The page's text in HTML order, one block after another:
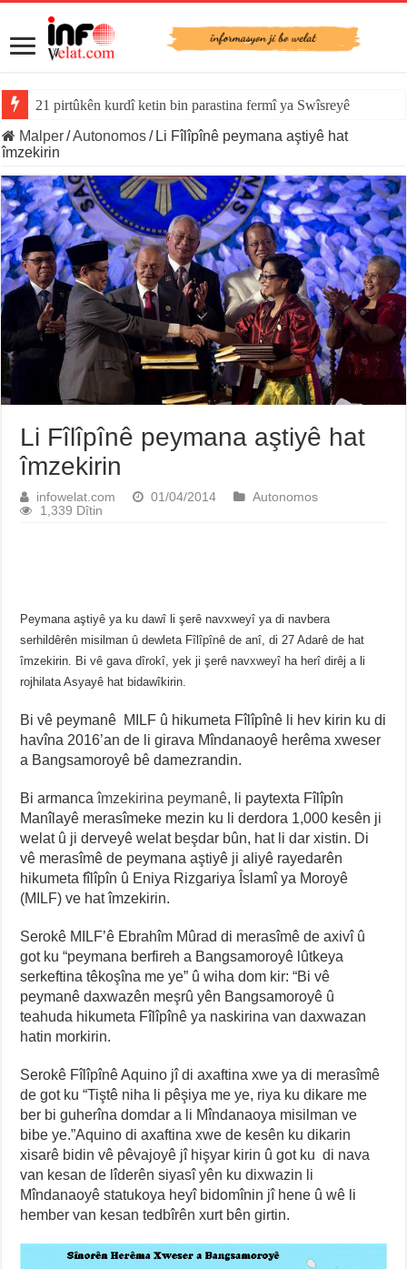
21 pirtûkên kurdî ketin bin parastina fermî ya Swîsreyê
Malper/Autonomos/ Li Fîlîpînê peymana aştiyê hat
îmzekirin
Li Fîlîpînê peymana aştiyê hat
îmzekirin
infowelat.com 01/04/2014
Autonomos
1,339 Dîtin
Peymana aştiyê ya ku dawî li şerê navxweyî ya di navbera
serhildêrên misilman û dewleta Fîlîpînê de anî, di 27 Adarê de hat
îmzekirin. Bi vê gava dîrokî, yek ji şerê navxweyî ha herî dirêj a li
rojhilata Asyayê hat bidawîkirin.
Bi vê peymanê MILF û hikumeta Fîlîpînê li hev kirin ku di
havîna 2016’an de li girava Mîndanaoyê herêma xweser
a Bangsamoroyê bê damezrandin.
Bi armancaîmzekirina peymanê, li paytexta Fîlîpîn
Manîlayê merasîmeke mezin ku li derdora 1,000 kesên ji
welat û ji derveyê welat beşdar bûn, hat li dar xistin. Di
vê merasîmê de peymana aştiyê ji aliyê rayedarên
hikumeta fîlîpîn û Eniya Rizgariya Îslamî ya Moroyê
(MILF) ve hat îmzekirin.
Serokê MILF’ê Ebrahîm Mûrad di merasîmê de axivî û
got ku “peymana berfireh a Bangsamoroyê lûtkeya
serkeftina têkoşîna me ye” û wiha dom kir: “Bi vê
peymanê daxwazên meşrû yên Bangsamoroyê û
teahuda hikumeta Fîlîpînê ya naskirina van daxwazan
hatin morkirin.
Serokê Fîlîpînê Aquino jî di axaftina xwe ya di merasîmê
de got ku “Tiştê niha li pêşiya me ye, riya ku dikare me
ber bi guherîna domdar a li Mîndanaoya misilman ve
bibe ye.”Aquino di axaftina xwe de kesên ku dikarin
xisarê bidin vê pêvajoyê jî hişyar kirin û got ku di nava
van kesan de lîderên siyasî yên ku dixwazin li
Mîndanaoyê statukoya heyî bidomînin jî hene û wê li
hember van kesan tedbîrên xurt bên girtin.